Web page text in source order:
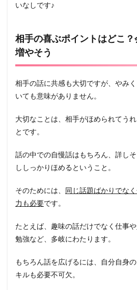
いなしです♪
相手の喜ぶポイントはどこ
増やそう
相手の話に共感も大切ですが、やみ
いても意味がありません。
大切なことは、相手がほめられてう
とです。
話の中での自慢話はもちろん、詳し
ししっかりほめるということ。
そのためには、 同じ話題ばかりでな
力も必要です。
たとえば、趣味の話だけでなく仕事
勉強など、多岐にわたります。
もちろん話を広げるには、自分自身
キルも必要不可欠。